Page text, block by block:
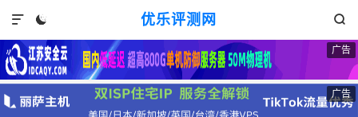
优乐评测网
 

广告
广告